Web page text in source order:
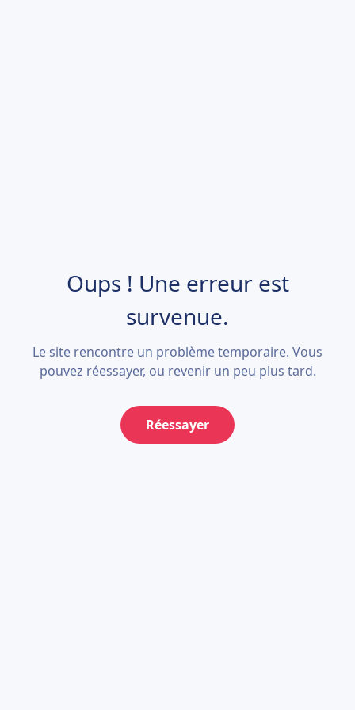
Oups ! Une erreur est
survenue.
Le site rencontre un problème temporaire. Vous
pouvez réessayer, ou revenir un peu plus tard.
Réessayer